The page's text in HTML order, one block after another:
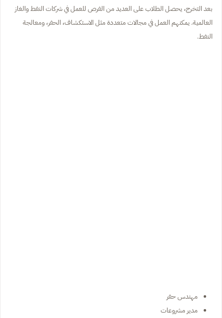
بعد التخرج، يحصل الطلاب على العديد من الفرص للعمل في شركات النفط والغاز
العالمية. يمكنهم العمل في مجالات متعددة مثل الاستكشاف، الحفر، ومعالجة
النفط.
مهندس حفر
مدير مشروعات